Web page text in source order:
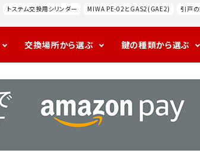
トステム交換用シリンダー MIWA PE-02とGAS2(GAE2) 引戸
玄関
交換場所から選ぶ
室
内
錠
ドアノ
ブ交
鍵の種類から選ぶ
防犯対策